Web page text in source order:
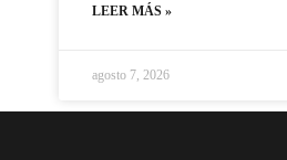
LEER MÁS »
agosto 7, 2026